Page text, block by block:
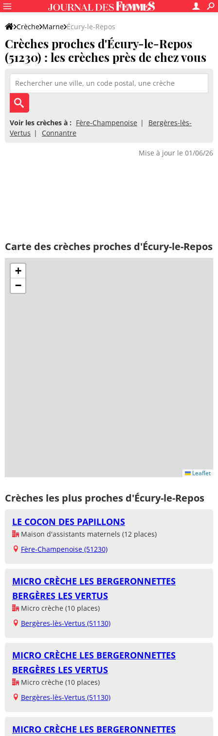
Crèche Marne Écury-le-Repos
Crèches proches d'Écury-le-Repos
(51230) : les crèches près de chez vous
Voir les crèches à : Fère-Champenoise
Bergères-lès-
Vertus
Connantre
Mise à jour le 01/06/26
Carte des crèches proches d'Écury-le-Repos
+
−
Leaflet
Crèches les plus proches d'Écury-le-Repos
LE COCON DES PAPILLONS
Maison d'assistants maternels (12 places)
Fère-Champenoise (51230)
MICRO CRÈCHE LES BERGERONNETTES
BERGÈRES LES VERTUS
Micro crèche (10 places)
Bergères-lès-Vertus (51130)
MICRO CRÈCHE LES BERGERONNETTES
BERGÈRES LES VERTUS
Micro crèche (10 places)
Bergères-lès-Vertus (51130)
MICRO CRÈCHE LES BERGERONNETTES